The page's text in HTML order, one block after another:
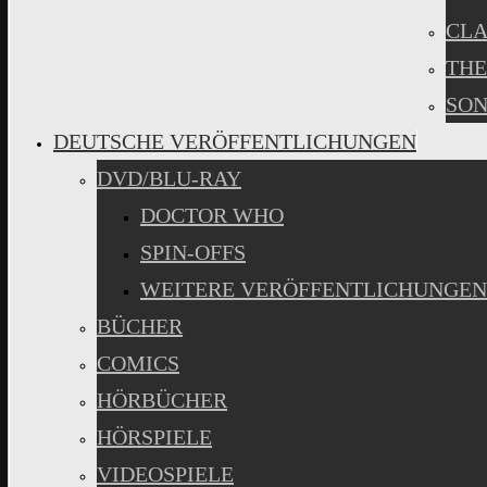
DEUTSCHE VERÖFFENTLICHUNGEN
DVD/BLU-RAY
DOCTOR WHO
SPIN-OFFS
WEITERE VERÖFFENTLICHUNGEN
BÜCHER
COMICS
HÖRBÜCHER
HÖRSPIELE
VIDEOSPIELE